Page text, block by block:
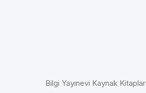
Bilgi Yayınevi Kaynak Kitaplar